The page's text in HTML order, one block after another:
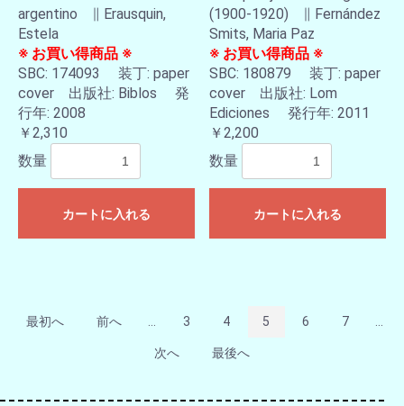
argentino ∥ Erausquin,
Estela
※ お買い得商品 ※
SBC: 174093 装丁: paper
cover 出版社: Biblos 発
行年: 2008
￥2,310
数量
カートに入れる
(1900-1920) ∥ Fernández
Smits, Maria Paz
※ お買い得商品 ※
SBC: 180879 装丁: paper
cover 出版社: Lom
Ediciones 発行年: 2011
￥2,200
数量
カートに入れる
最初へ 前へ 3 4 5 6 7
次へ 最後へ